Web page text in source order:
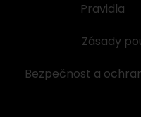
Pravidla
Zásady
Bezpečnost a